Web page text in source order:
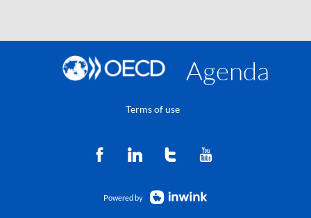
Agenda
Terms of use
Powered by